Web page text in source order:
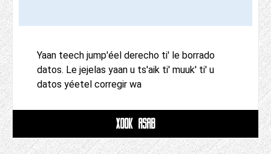
Yaan teech jump'éel derecho ti' le borrado
datos. Le jejelas yaan u ts'aik ti' muuk' ti' u
datos yéetel corregir wa
XOOK ASAB